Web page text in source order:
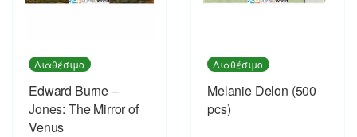
Διαθέσιμο
Edward Burne –
Jones: The Mirror of
Venus
Διαθέσιμο
Melanie Delon (500
pcs)